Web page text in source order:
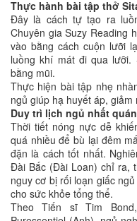
Thực hành bài tập thở
Đây là cách tự tạo ra
Chuyên gia Suzy Reading
vào bằng cách cuộn lưỡi
luồng khí mát đi qua
bằng mũi.
Thực hiện bài tập nhẹ
ngủ giúp hạ huyết áp,
Duy trì lịch ngủ nhất quán
Thời tiết nóng nực dễ
quá nhiều để bù lại đêm
đặn là cách tốt nhất.
Đài Bắc (Đài Loan) chỉ ra,
nguy cơ bị rối loạn giấc
cho sức khỏe tổng thể.
Theo Tiến sĩ Tim